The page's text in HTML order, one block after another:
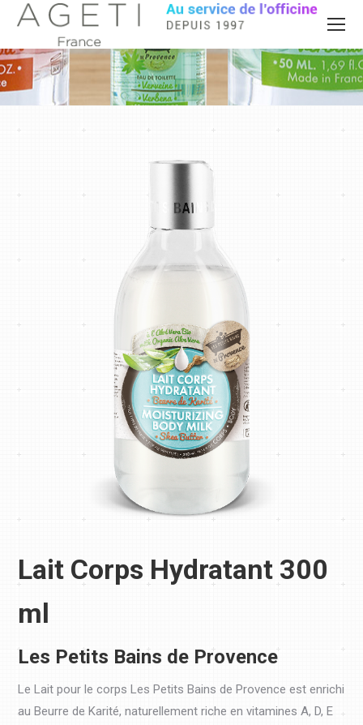
Lait Corps Hydratant 300
ml
Les Petits Bains de Provence
Le Lait pour le corps Les Petits Bains de Provence est enrichi
au Beurre de Karité, naturellement riche en vitamines A, D, E